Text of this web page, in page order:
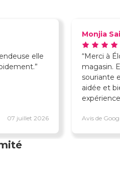
07 juillet 2026
elle
Monjia
Avis de
Merci à
magasin.
souriante
aidée et